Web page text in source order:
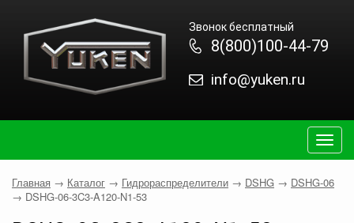
Звонок бесплатный
8(800)100-44-79
info@yuken.ru
Главная → Каталог → Гидрораспределители → DSHG → DSHG-06
→ DSHG-06-3C3-A120-N1-53